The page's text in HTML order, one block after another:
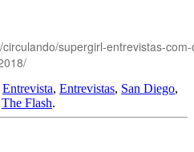
supergirl-entrevistas-
Entrevista, Entrevistas, San Diego,
The Flash.